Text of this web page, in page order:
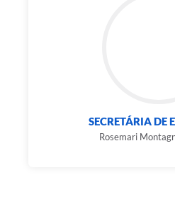
SECRETÁRIA DE
Rosemari